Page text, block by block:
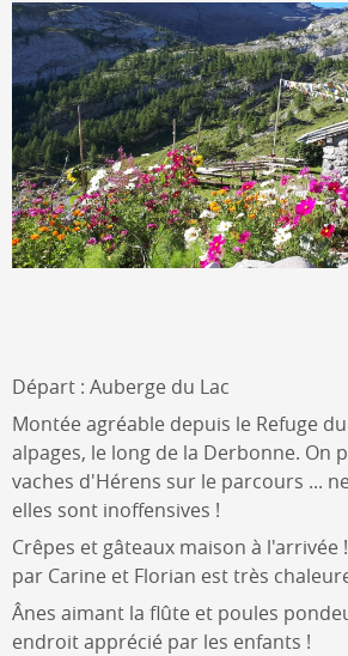
Départ : Auberge du Lac
Montée agréable depuis le Refuge
alpages, le long de la Derbonne. On
vaches d'Hérens sur le parcours ...
elles sont inoffensives !
Crêpes et gâteaux maison à l'arrivée
par Carine et Florian est très
Ânes aimant la flûte et poules
endroit apprécié par les enfants !